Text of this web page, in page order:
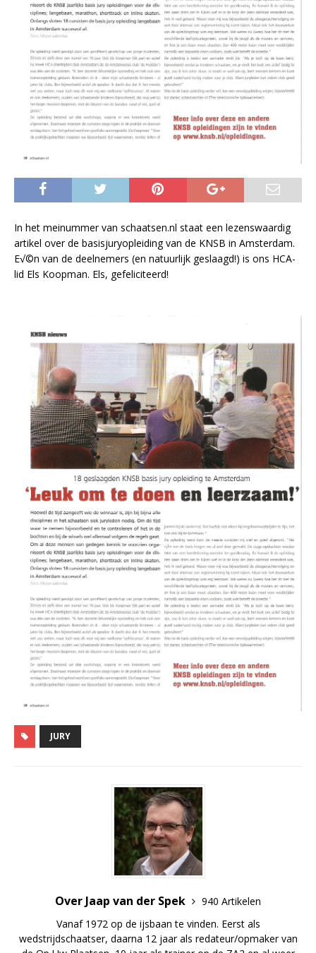
In het meinummer van schaatsen.nl staat een lezenswaardig
artikel over de basisjuryopleiding van de KNSB in Amsterdam.
E√©n van de deelnemers (en natuurlijk geslaagd!) is ons HCA-
lid Els Koopman. Els, gefeliciteerd!
JURY
Over Jaap van der Spek
940 Artikelen
Vanaf 1972 op de ijsbaan te vinden. Eerst als
wedstrijdschaatser, daarna 12 jaar als redateur/opmaker van